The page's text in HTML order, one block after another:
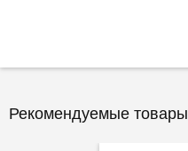
Рекомендуемые товары